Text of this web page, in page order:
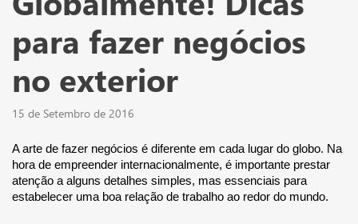
para fazer negócios
no exterior
15 de Setembro de 2016
A arte de fazer negócios é diferente em cada lugar do globo. Na
hora de empreender internacionalmente, é importante prestar
atenção a alguns detalhes simples, mas essenciais para
estabelecer uma boa relação de trabalho ao redor do mundo.